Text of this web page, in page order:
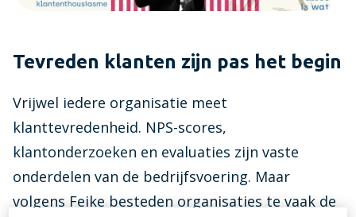
Connect Center
Visionplanner tarieven
kantoor van toepassing is
Infine
jaarrekeningen
Tevreden klanten zijn pas het begin
Vrijwel iedere organisatie meet
klanttevredenheid. NPS-scores,
klantonderzoeken en evaluaties zijn vaste
onderdelen van de bedrijfsvoering. Maar
volgens Feike besteden organisaties te vaak de